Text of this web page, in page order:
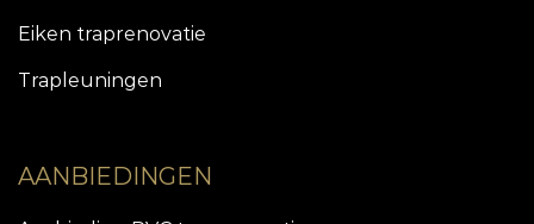
Eiken traprenovatie
Trapleuningen
AANBIEDINGEN